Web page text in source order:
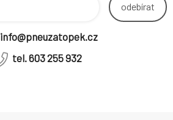
odebírat
info@pneuzatopek.cz
tel. 603 255 932